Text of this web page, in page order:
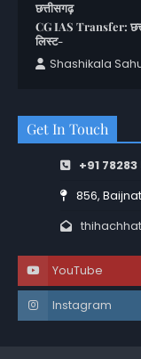
छत्तीसगढ़
CG IAS Transfer:
लिस्ट-
Shashikala
Get In Touch
+91
856,
YouTube
Instagram